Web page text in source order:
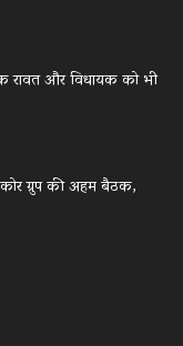
रावत और विधायक को भी
ग्रुप की अहम बैठक,